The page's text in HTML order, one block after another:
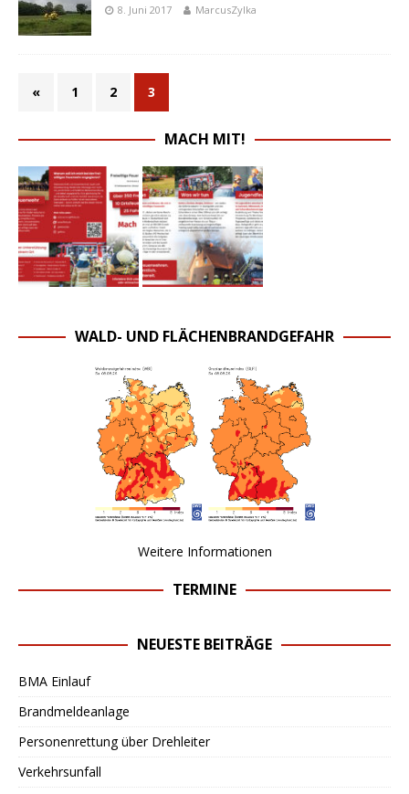
8. Juni 2017 MarcusZylka
« 1 2 3
MACH MIT!
WALD- UND FLÄCHENBRANDGEFAHR
Weitere Informationen
TERMINE
NEUESTE BEITRÄGE
BMA Einlauf
Brandmeldeanlage
Personenrettung über Drehleiter
Verkehrsunfall